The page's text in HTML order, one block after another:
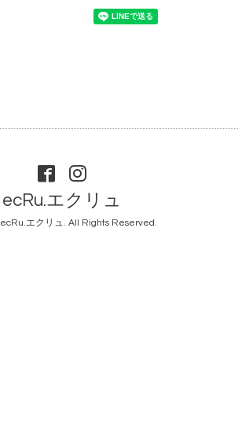
ecRu.エクリュ
ecRu.エクリュ. All Rights Reserved.